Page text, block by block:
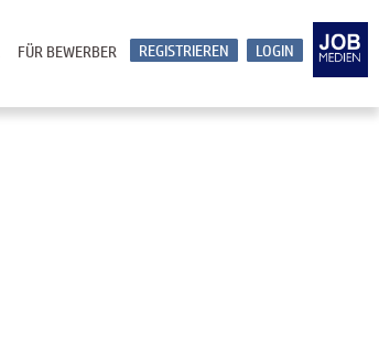
LOGIN
REGISTRIEREN
FÜR BEWERBER